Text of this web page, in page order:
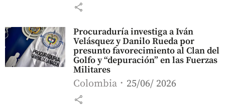
share
Procuraduría investiga a Iván
Velásquez y Danilo Rueda por
presunto favorecimiento al Clan del
Golfo y “depuración” en las Fuerzas
Militares
Colombia 25/06/ 2026
share